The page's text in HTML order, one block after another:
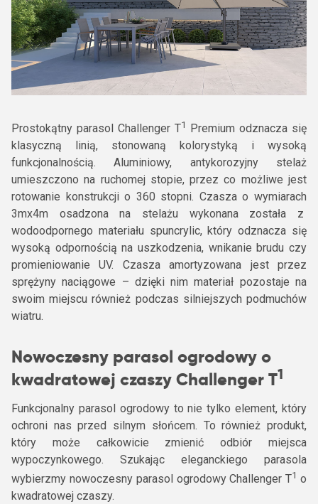
Prostokątny parasol Challenger T1
Premium odznacza się
klasyczną linią, stonowaną kolorystyką i wysoką
funkcjonalnością. Aluminiowy, antykorozyjny stelaż
umieszczono na ruchomej stopie, przez co możliwe jest
rotowanie konstrukcji o 360 stopni. Czasza o wymiarach
3mx4m osadzona na stelażu wykonana została z
wodoodpornego materiału spuncrylic, który odznacza się
wysoką odpornością na uszkodzenia, wnikanie brudu czy
promieniowanie UV. Czasza amortyzowana jest przez
sprężyny naciągowe – dzięki nim materiał pozostaje na
swoim miejscu również podczas silniejszych podmuchów
wiatru.
Nowoczesny parasol ogrodowy o
kwadratowej czaszy Challenger T1
Funkcjonalny parasol ogrodowy to nie tylko element, który
ochroni nas przed silnym słońcem. To również produkt,
który może całkowicie zmienić odbiór miejsca
wypoczynkowego. Szukając eleganckiego parasola
wybierzmy nowoczesny parasol ogrodowy Challenger T1 o
kwadratowej czaszy.